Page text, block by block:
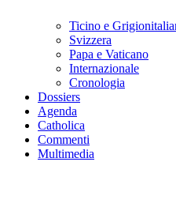
Ticino e
Svizzera
Papa e Vaticano
Internazionale
Cronologia
Dossiers
Agenda
Catholica
Commenti
Multimedia